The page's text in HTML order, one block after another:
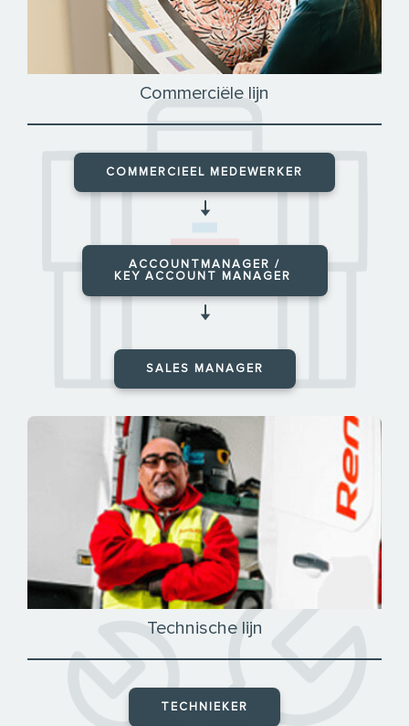
Commerciële lijn
COMMERCIEEL MEDEWERKER
🠇
ACCOUNTMANAGER /
KEY ACCOUNT MANAGER
🠇
SALES MANAGER
Technische lijn
TECHNIEKER